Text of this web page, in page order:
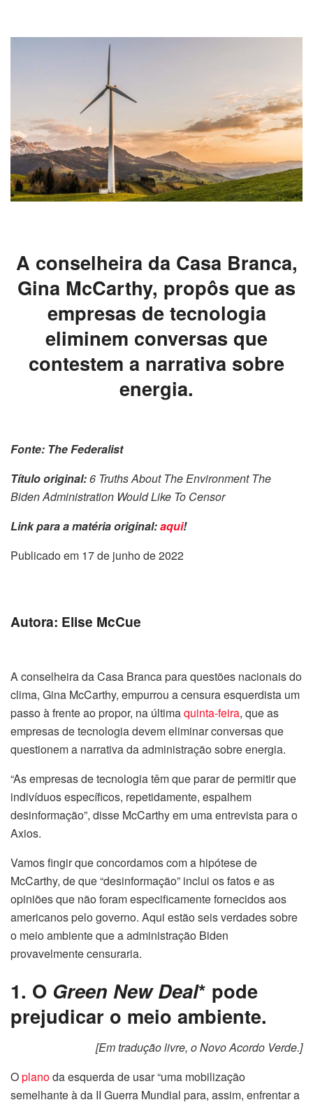
A conselheira da Casa Branca,
Gina McCarthy, propôs que as
empresas de tecnologia
eliminem conversas que
contestem a narrativa sobre
energia.
Fonte: The Federalist
Título original:6 Truths About The Environment The
Biden Administration Would Like To Censor
Link para a matéria original:aqui!
Publicado em 17 de junho de 2022
Autora: Elise McCue
A conselheira da Casa Branca para questões nacionais do
clima, Gina McCarthy, empurrou a censura esquerdista um
passo à frente ao propor, na últimaquinta-feira, que as
empresas de tecnologia devem eliminar conversas que
questionem a narrativa da administração sobre energia.
“As empresas de tecnologia têm que parar de permitir que
indivíduos específicos, repetidamente, espalhem
desinformação”, disse McCarthy em uma entrevista para o
Axios.
Vamos fingir que concordamos com a hipótese de
McCarthy, de que “desinformação” inclui os fatos e as
opiniões que não foram especificamente fornecidos aos
americanos pelo governo. Aqui estão seis verdades sobre
o meio ambiente que a administração Biden
provavelmente censuraria.
1. O Green New Deal* pode
prejudicar o meio ambiente.
[Em tradução livre, o Novo Acordo Verde.]
Oplanoda esquerda de usar “uma mobilização
semelhante à da II Guerra Mundial para, assim, enfrentar a